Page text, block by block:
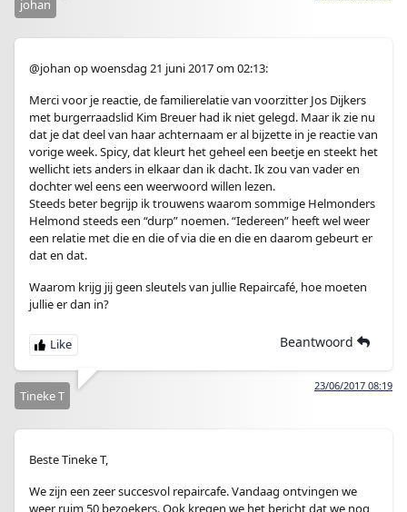
johan
@johan op woensdag 21 juni 2017 om 02:13:
Merci voor je reactie, de familierelatie van voorzitter Jos Dijkers
met burgerraadslid Kim Breuer had ik niet gelegd. Maar ik zie nu
dat je dat deel van haar achternaam er al bijzette in je reactie van
vorige week. Spicy, dat kleurt het geheel een beetje en steekt het
wellicht iets anders in elkaar dan ik dacht. Ik zou van vader en
dochter wel eens een weerwoord willen lezen.
Steeds beter begrijp ik trouwens waarom sommige Helmonders
Helmond steeds een “durp” noemen. “Iedereen” heeft wel weer
een relatie met die en die of via die en die en daarom gebeurt er
dat en dat.
Waarom krijg jij geen sleutels van jullie Repaircafé, hoe moeten
jullie er dan in?
Beantwoord
23/06/2017 08:19
Tineke T
Beste Tineke T,
We zijn een zeer succesvol repaircafe. Vandaag ontvingen we
weer ruim 50 bezoekers. Ook kregen we het bericht dat we nog